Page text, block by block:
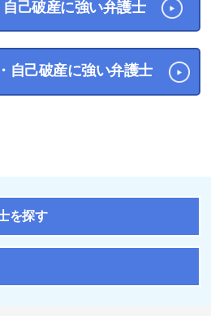
己破産に強い弁護士
自己破産に強い弁護士
を探す